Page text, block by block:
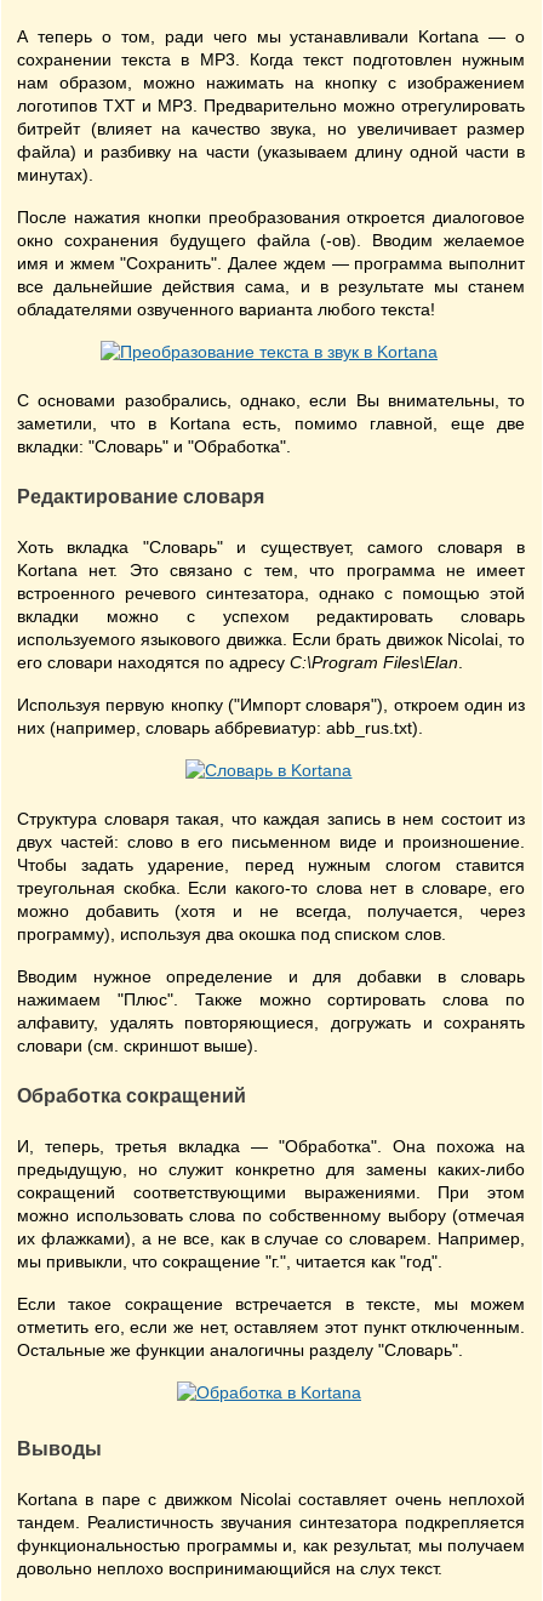
А теперь о том, ради чего мы устанавливали Kortana — о
сохранении текста в MP3. Когда текст подготовлен нужным
нам образом, можно нажимать на кнопку с изображением
логотипов TXT и MP3. Предварительно можно отрегулировать
битрейт (влияет на качество звука, но увеличивает размер
файла) и разбивку на части (указываем длину одной части в
минутах).
После нажатия кнопки преобразования откроется диалоговое
окно сохранения будущего файла (-ов). Вводим желаемое
имя и жмем "Сохранить". Далее ждем — программа выполнит
все дальнейшие действия сама, и в результате мы станем
обладателями озвученного варианта любого текста!
С основами разобрались, однако, если Вы внимательны, то
заметили, что в Kortana есть, помимо главной, еще две
вкладки: "Словарь" и "Обработка".
Редактирование словаря
Хоть вкладка "Словарь" и существует, самого словаря в
Kortana нет. Это связано с тем, что программа не имеет
встроенного речевого синтезатора, однако с помощью этой
вкладки можно с успехом редактировать словарь
используемого языкового движка. Если брать движок Nicolai, то
его словари находятся по адресу C:\Program Files\Elan
Используя первую кнопку ("Импорт словаря"), откроем один из
них (например, словарь аббревиатур: abb_rus.txt).
Структура словаря такая, что каждая запись в нем состоит из
двух частей: слово в его письменном виде и произношение.
Чтобы задать ударение, перед нужным слогом ставится
треугольная скобка. Если какого-то слова нет в словаре, его
можно добавить (хотя и не всегда, получается, через
программу), используя два окошка под списком слов.
Вводим нужное определение и для добавки в словарь
нажимаем "Плюс". Также можно сортировать слова по
алфавиту, удалять повторяющиеся, догружать и сохранять
словари (см. скриншот выше).
Обработка сокращений
И, теперь, третья вкладка — "Обработка". Она похожа на
предыдущую, но служит конкретно для замены каких-либо
сокращений соответствующими выражениями. При этом
можно использовать слова по собственному выбору (отмечая
их флажками), а не все, как в случае со словарем. Например,
мы привыкли, что сокращение "г.", читается как "год".
Если такое сокращение встречается в тексте, мы можем
отметить его, если же нет, оставляем этот пункт отключенным.
Остальные же функции аналогичны разделу "Словарь".
Выводы
Kortana в паре с движком Nicolai составляет очень неплохой
тандем. Реалистичность звучания синтезатора подкрепляется
функциональностью программы и, как результат, мы получаем
довольно неплохо воспринимающийся на слух текст.